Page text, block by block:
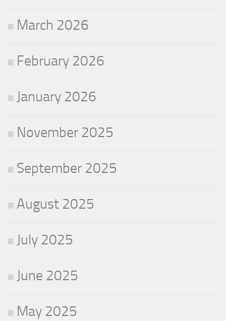
March 2026
February 2026
January 2026
November 2025
September 2025
August 2025
July 2025
June 2025
May 2025